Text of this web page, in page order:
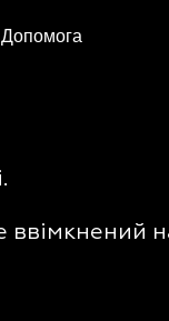
Допомога